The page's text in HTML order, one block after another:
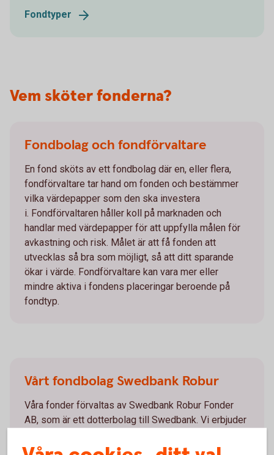
Fondtyper
Vem sköter fonderna?
Fondbolag och fondförvaltare
En fond sköts av ett fondbolag där en, eller flera,
fondförvaltare tar hand om fonden och bestämmer
vilka värdepapper som den ska investera
i. Fondförvaltaren håller koll på marknaden och
handlar med värdepapper för att uppfylla målen för
avkastning och risk. Målet är att få fonden att
utvecklas så bra som möjligt, så att ditt sparande
ökar i värde. Fondförvaltare kan vara mer eller
mindre aktiva i fondens placeringar beroende på
fondtyp.
Vårt fondbolag Swedbank Robur
Våra fonder förvaltas av Swedbank Robur Fonder
AB, som är ett dotterbolag till Swedbank. Vi erbjuder